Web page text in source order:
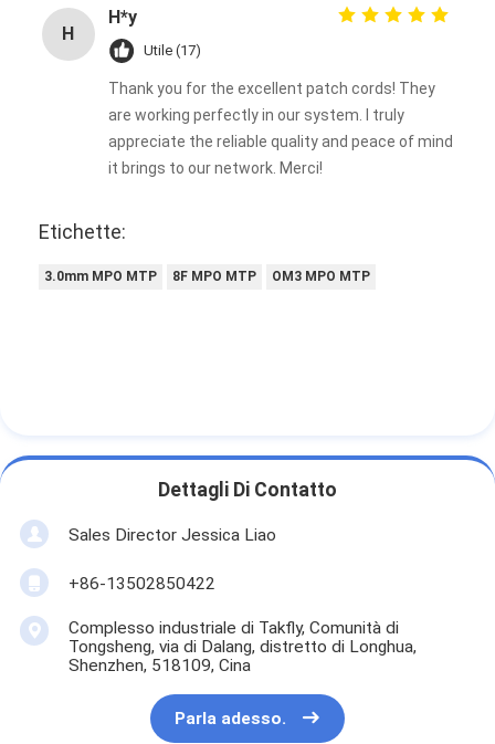
H
H*y
Utile (17)
Thank you for the excellent patch cords! They
are working perfectly in our system. I truly
appreciate the reliable quality and peace of mind
it brings to our network. Merci!
Etichette:
3.0mm MPO MTP 8F MPO MTP OM3 MPO MTP
Dettagli Di Contatto
Sales Director Jessica Liao
+86-13502850422
Complesso industriale di Takfly, Comunità di
Tongsheng, via di Dalang, distretto di Longhua,
Shenzhen, 518109, Cina
Parla adesso.